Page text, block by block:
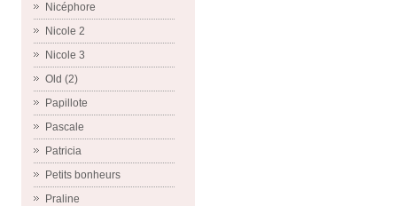
Nicéphore
Nicole 2
Nicole 3
Old (2)
Papillote
Pascale
Patricia
Petits bonheurs
Praline